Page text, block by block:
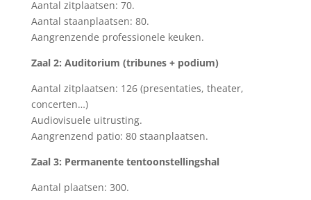
Aantal zitplaatsen: 70.
Aantal staanplaatsen: 80.
Aangrenzende professionele keuken.
Zaal 2: Auditorium (tribunes + podium)
Aantal zitplaatsen: 126 (presentaties, theater,
concerten…)
Audiovisuele uitrusting.
Aangrenzend patio: 80 staanplaatsen.
Zaal 3: Permanente tentoonstellingshal
Aantal plaatsen: 300.